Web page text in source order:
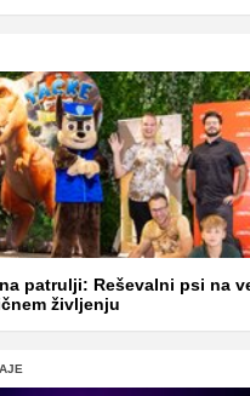
patrulji: Reševalni psi na
življenju